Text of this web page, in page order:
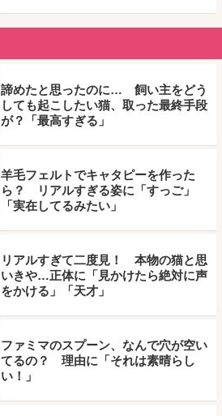
諦めたと思ったのに… 飼い主をどう
しても起こしたい猫、取った最終手段
が？「最高すぎる」
羊毛フェルトでキャタピーを作った
ら？ リアルすぎる姿に「すっご」
「実在してるみたい」
リアルすぎて二度見！ 本物の猫と思
いきや…正体に「見かけたら絶対に声
をかける」「天才」
ファミマのスプーン、なんで穴が空い
てるの？ 理由に「それは素晴らし
い！」